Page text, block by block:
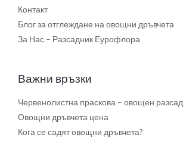
Контакт
Блог за отглеждане на овощни дръвчета
За Нас – Разсадник Еурофлора
Важни връзки
Червенолистна праскова – овощен разсад
Овощни дръвчета цена
Кога се садят овощни дръвчета?